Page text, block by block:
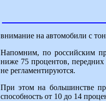
внимание на автомобили с
Напомним, по российским
ниже 75 процентов,
не регламентируются.
При этом на большинстве
способность от 10 до 14